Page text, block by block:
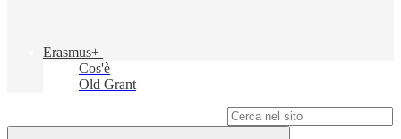
Erasmus+
Cos'è
Old Grant